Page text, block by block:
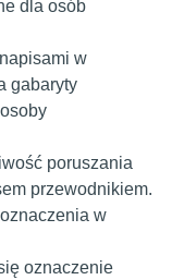
dla osób
w
gabaryty
poruszania
przewodnikiem.
w
oznaczenie